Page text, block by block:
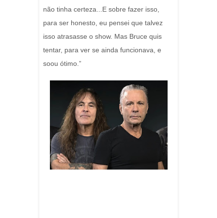
não tinha certeza...E sobre fazer isso,
para ser honesto, eu pensei que talvez
isso atrasasse o show. Mas Bruce quis
tentar, para ver se ainda funcionava, e
soou ótimo.”